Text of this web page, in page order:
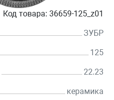
Код товара: 36659-125_z01
ЗУБР
125
22.23
керамика